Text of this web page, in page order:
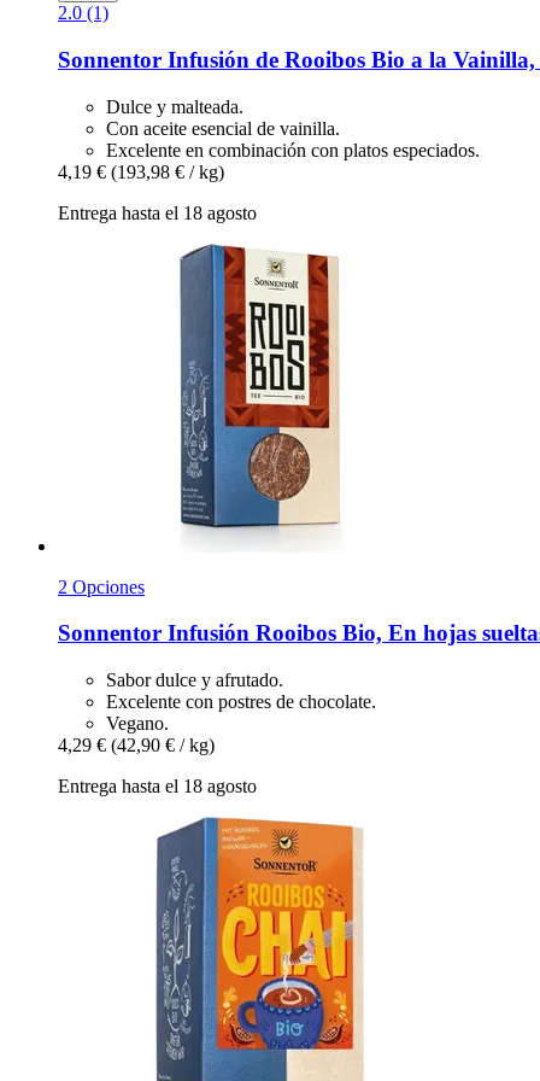
2.0 (1)
Sonnentor Infusión de Rooibos Bio a la Vainilla,
Dulce y malteada.
Con aceite esencial de vainilla.
Excelente en combinación con platos especiados.
4,19 € (193,98 € / kg)
Entrega hasta el 18 agosto
2 Opciones
Sonnentor Infusión Rooibos Bio, En hojas
Sabor dulce y afrutado.
Excelente con postres de chocolate.
Vegano.
4,29 € (42,90 € / kg)
Entrega hasta el 18 agosto